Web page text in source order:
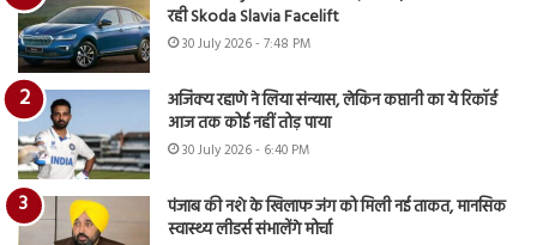
रही Skoda Slavia Facelift
30 July 2026 - 7:48 PM
अजिंक्य रहाणे ने लिया संन्यास, लेकिन कप्तानी का ये रिकॉर्ड
आज तक कोई नहीं तोड़ पाया
30 July 2026 - 6:40 PM
पंजाब की नशे के खिलाफ जंग को मिली नई ताकत, मानसिक
स्वास्थ्य लीडर्स संभालेंगे मोर्चा